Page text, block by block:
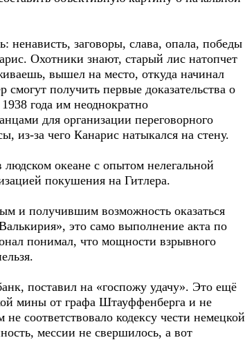
ненависть, заговоры, слава, опала, победы
Охотники знают, старый лис натопчет
вышел на место, откуда начинал
получить первые доказательства о
года им неоднократно
для организации переговорного
из-за чего Канарис натыкался на стену.
людском океане с опытом нелегальной
покушения на Гитлера.
и получившим возможность оказаться
это само выполнение акта по
понимал, что мощности взрывного
поставил на «госпожу удачу». Это ещё
мины от графа Штауффенберга и не
соответствовало кодексу чести немецкой
мессии не свершилось, а вот